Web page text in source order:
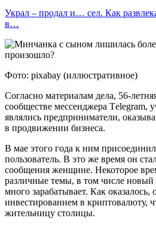
Украл – продал и… сел. Как
в…
Фото: pixabay (иллюстративное)
Согласно материалам дела, 56-
сообществе мессенджера Тelegram,
являлись предприниматели,
в продвижении бизнеса.
В мае этого года к ним
пользователь. В это же время он
сообщения женщине. Некоторое
различные темы, в том числе
много зарабатывает. Как оказалось,
инвестированием в криптовалюту,
жительницу столицы.